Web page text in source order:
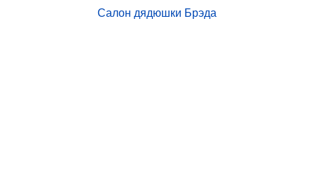
Салон дядюшки Брэда